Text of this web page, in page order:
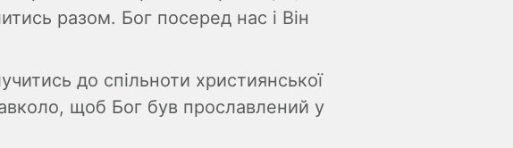
разом. Бог посеред нас і Він
до спільноти християнської
щоб Бог був прославлений у